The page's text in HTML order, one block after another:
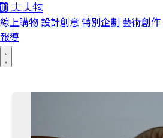
線上購物 設計創意 特別企劃 藝術創作
報導